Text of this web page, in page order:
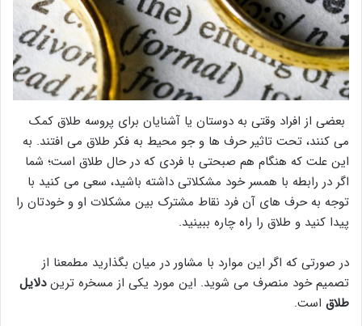
بعضی از افراد وقتی به دوستان یا آشنایان برای پروسه طلاق کمک
می کنند، تحت تاثیر حرف ها و جو محیط به فکر طلاق می افتند. به
این علت که هنگام هم صبحتی با فردی که در حال طلاق است؛ شما
اگر در رابطه با همسر خود مشکلاتی داشته باشید، سعی می کنید با
توجه به حرف های آن فرد نقاط مشترک بین مشکلات او و خودتان را
پیدا کنید و طلاق را راه چاره ببینید.
در صورتی که اگر این موارد با مشاور در میان بگذارید مطمعنا از
تصمیم خود منصرف می شوید. این مورد یکی از مسخره تریندلایل
طلاق است.